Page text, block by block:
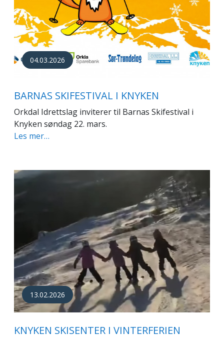
04.03.2026
BARNAS SKIFESTIVAL I KNYKEN
Orkdal Idrettslag inviterer til Barnas Skifestival i
Knyken søndag 22. mars.
Les mer…
13.02.2026
KNYKEN SKISENTER I VINTERFERIEN